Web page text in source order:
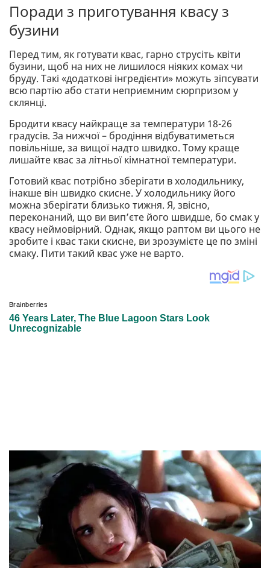
Поради з приготування квасу з
бузини
Перед тим, як готувати квас, гарно струсіть квіти
бузини, щоб на них не лишилося ніяких комах чи
бруду. Такі «додаткові інгредієнти» можуть зіпсувати
всю партію або стати неприємним сюрпризом у
склянці.
Бродити квасу найкраще за температури 18-26
градусів. За нижчої – бродіння відбуватиметься
повільніше, за вищої надто швидко. Тому краще
лишайте квас за літньої кімнатної температури.
Готовий квас потрібно зберігати в холодильнику,
інакше він швидко скисне. У холодильнику його
можна зберігати близько тижня. Я, звісно,
переконаний, що ви вип’єте його швидше, бо смак у
квасу неймовірний. Однак, якщо раптом ви цього не
зробите і квас таки скисне, ви зрозумієте це по зміні
смаку. Пити такий квас уже не варто.